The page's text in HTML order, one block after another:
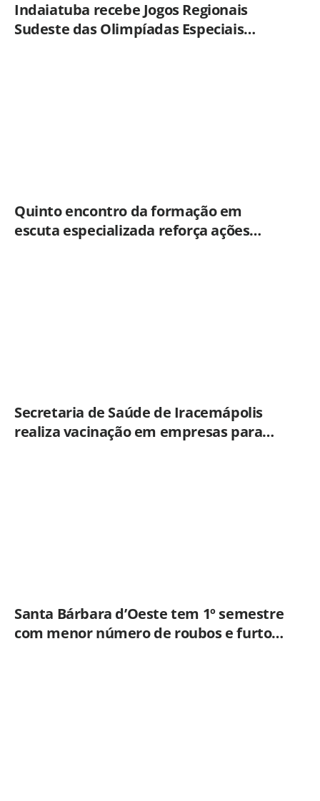
Indaiatuba recebe Jogos Regionais
Sudeste das Olimpíadas Especiais
Quinto encontro da formação em
escuta especializada reforça ações
Secretaria de Saúde de Iracemápolis
realiza vacinação em empresas para
Santa Bárbara d’Oeste tem 1º semestre
com menor número de roubos e furtos